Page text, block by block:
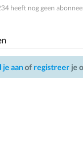
heeft nog geen
je aanof registreerje